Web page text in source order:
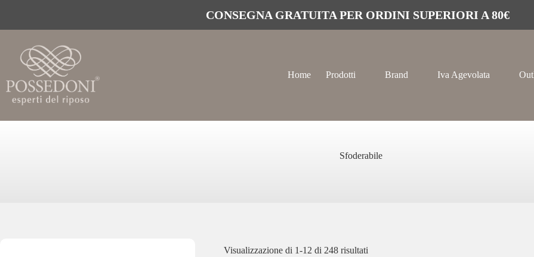
CONSEGNA GRATUITA PER ORDINI SUPERIORI A 80€
Home Prodotti Brand Iva Agevolata
Sfoderabile
Visualizzazione di 1-12 di 248 risultati